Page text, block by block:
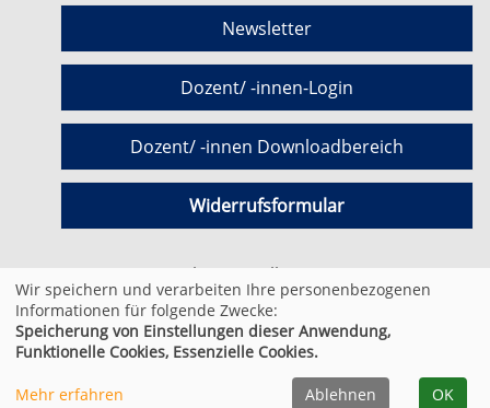
Newsletter
Dozent/ -innen-Login
Dozent/ -innen Downloadbereich
Widerrufsformular
Cookie Einstellungen
© 2026 Kufer Software GmbH
Wir speichern und verarbeiten Ihre personenbezogenen
Informationen für folgende Zwecke:
Speicherung von Einstellungen dieser Anwendung,
Funktionelle Cookies, Essenzielle Cookies.
Mehr erfahren Ablehnen OK